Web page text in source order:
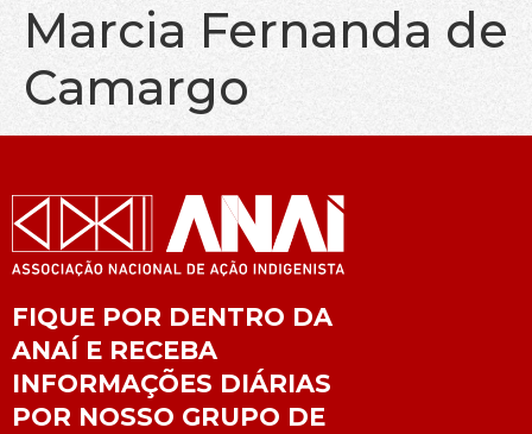
Marcia Fernanda de
Camargo
FIQUE POR DENTRO DA
ANAÍ E RECEBA
INFORMAÇÕES DIÁRIAS
POR NOSSO GRUPO DE